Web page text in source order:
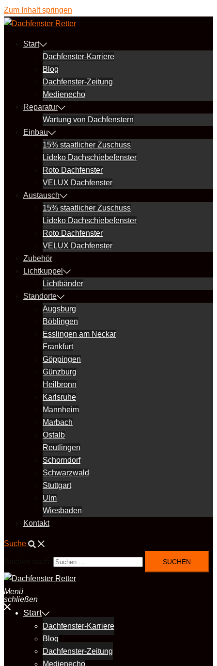
Zum Inhalt springen
Start
Dachfenster-Karriere
Blog
Dachfenster-Zeitung
Medienecho
Reparatur
Wartung von Dachfenstern
Einbau
15% staatlicher Zuschuss
Lideko Dachschiebefenster
Roto Dachfenster
VELUX Dachfenster
Austausch
15% staatlicher Zuschuss
Lideko Dachschiebefenster
Roto Dachfenster
VELUX Dachfenster
Zubehör
Lichtkuppel
Lichtbänder
Standorte
Augsburg
Böblingen
Esslingen am Neckar
Frankfurt
Göppingen
Günzburg
Heilbronn
Karlsruhe
Mannheim
Marbach
Ostalb
Reutlingen
Schorndorf
Schwarzwald
Stuttgart
Ulm
Wiesbaden
Kontakt
Suche
Menü
schließen
Start
Dachfenster-Karriere
Blog
Dachfenster-Zeitung
Medienecho